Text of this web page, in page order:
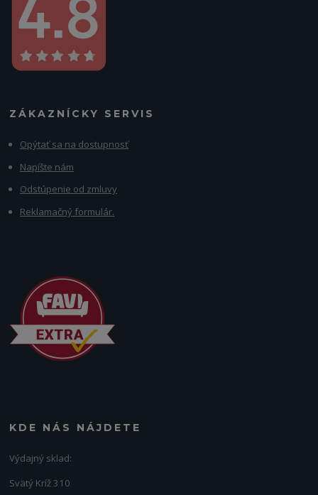
ZÁKAZNÍCKY SERVIS
Opýtať sa na dostupnosť
Napíšte nám
Odstúpenie od zmluvy
Reklamačný formulár.
KDE NÁS NÁJDETE
Výdajný sklad:
Svätý Kríž 310